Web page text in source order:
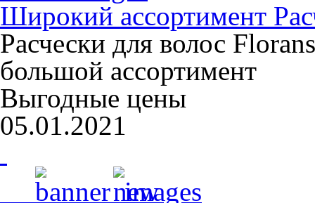
Широкий ассортимент
Расчески для волос Florans
большой ассортимент
Выгодные цены
05.01.2021